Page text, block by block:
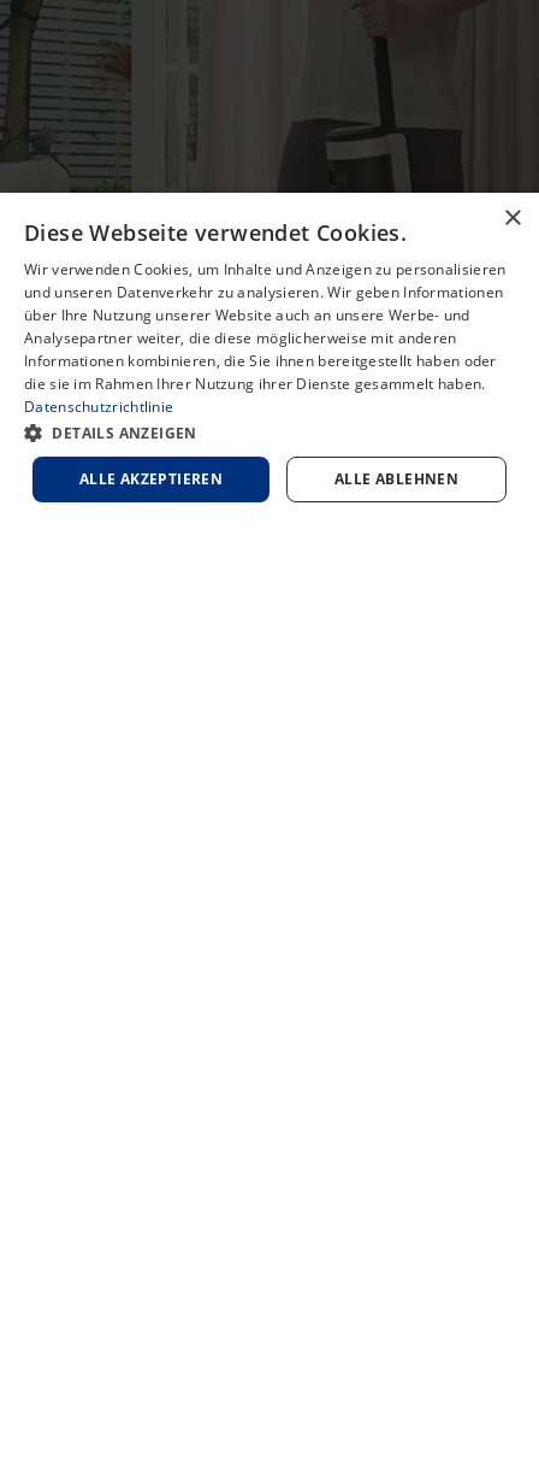
×
Diese Webseite verwendet Cookies.
Wir verwenden Cookies, um Inhalte und Anzeigen zu personalisieren
und unseren Datenverkehr zu analysieren. Wir geben Informationen
über Ihre Nutzung unserer Website auch an unsere Werbe- und
Analysepartner weiter, die diese möglicherweise mit anderen
Informationen kombinieren, die Sie ihnen bereitgestellt haben oder
die sie im Rahmen Ihrer Nutzung ihrer Dienste gesammelt haben.
Datenschutzrichtlinie
DETAILS ANZEIGEN
ALLE AKZEPTIEREN ALLE ABLEHNEN